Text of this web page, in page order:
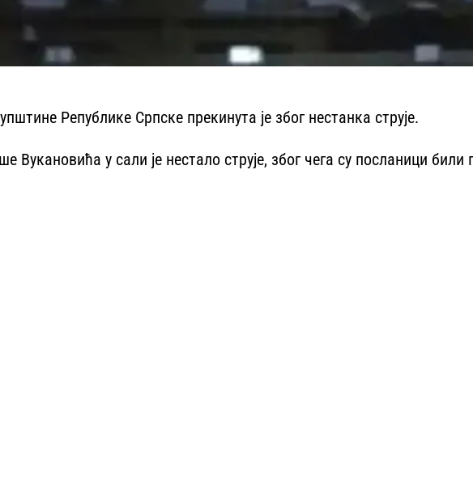
Републике Српске прекинута је због нестанка струје.
Вукановића у сали је нестало струје, због чега су посланици били